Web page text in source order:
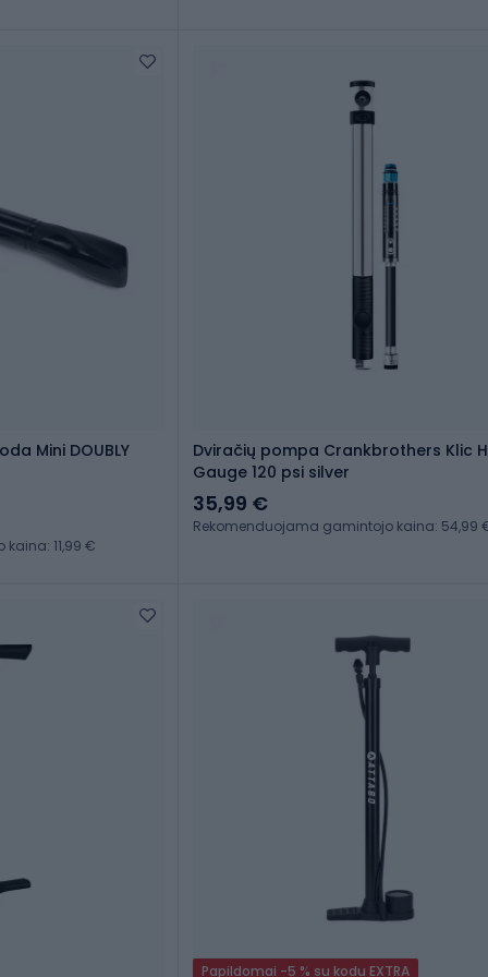
Mini DOUBLY
11,99 €
Dviračių pompa Crankbrothers Klic
Gauge 120 psi silver
35,99 €
Rekomenduojama gamintojo kaina: 54,99
Papildomai -5 % su kodu EXTRA